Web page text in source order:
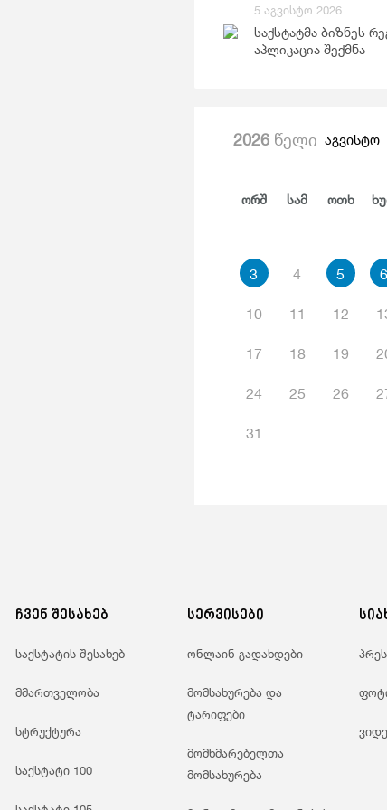
Ჯანდაცვა Და
5 აგვისტო 2026
საქსტატმა ბიზნეს
აპლიკაცია შექმნა
2026წელი აგვისტო
Ორშ Სამ Ოთხ
3 4 5 6
10 11 12
17 18 19
24 25 26
31
ჩვენ შესახებ
საქსტატის შესახებ
მმართველობა
სტრუქტურა
საქსტატი 100
სერვისები
ონლაინ გადახდები
მომსახურება და
ტარიფები
მომხმარებელთა
მომსახურება